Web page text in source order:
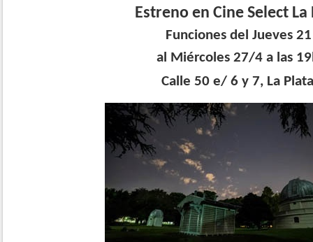
Estreno en Cine Select
Funciones del Jueves
al Miércoles 27/4 a las
Calle 50 e/ 6 y 7, La Plata